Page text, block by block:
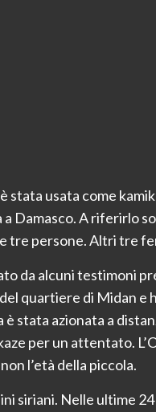
stata usata come
Damasco. A riferirlo
tre persone. Altri tre
da alcuni testimoni
quartiere di Midan e
stata azionata a
per un attentato.
l’età della piccola.
siriani. Nelle ultime